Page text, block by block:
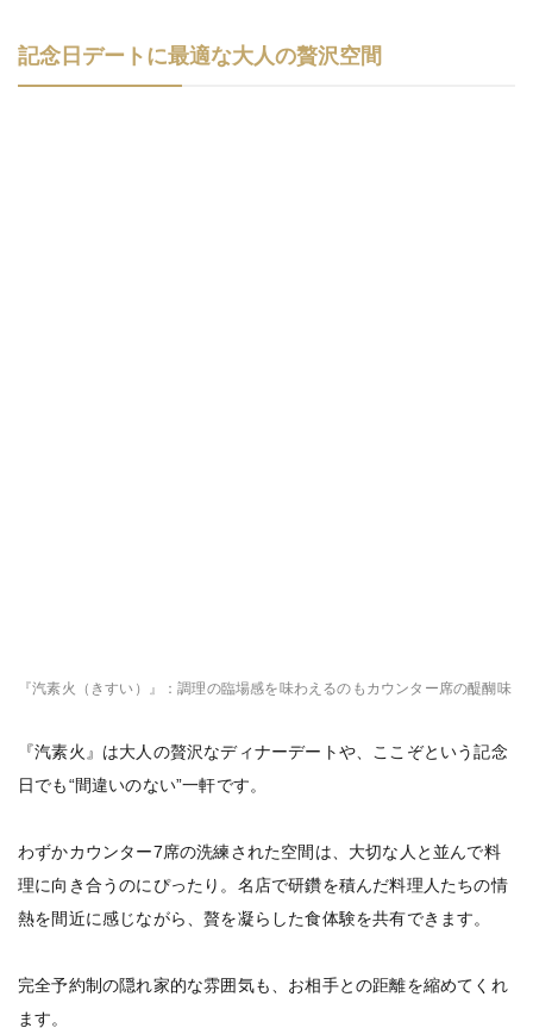
記念日デートに最適な大人の贅沢空間
『汽素火（きすい）』：調理の臨場感を味わえるのもカウンター席の醍醐味
『汽素火』は大人の贅沢なディナーデートや、ここぞという記念
日でも“間違いのない”一軒です。
わずかカウンター7席の洗練された空間は、大切な人と並んで料
理に向き合うのにぴったり。名店で研鑽を積んだ料理人たちの情
熱を間近に感じながら、贅を凝らした食体験を共有できます。
完全予約制の隠れ家的な雰囲気も、お相手との距離を縮めてくれ
ます。